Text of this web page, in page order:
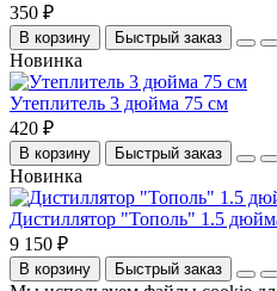
350 ₽
В корзину Быстрый заказ
Новинка
Утеплитель 3 дюйма 75 см
420 ₽
В корзину Быстрый заказ
Новинка
Дистиллятор "Тополь" 1.5
9 150 ₽
В корзину Быстрый заказ